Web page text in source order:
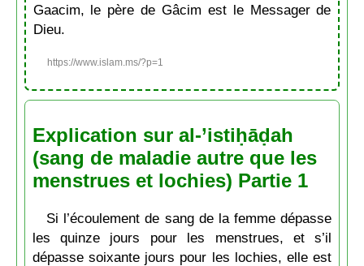
Gaacim, le père de Gâcim est le Messager de
Dieu.
https://www.islam.ms/?p=1
Explication sur al-’istiḥāḍah
(sang de maladie autre que les
menstrues et lochies) Partie 1
Si l’écoulement de sang de la femme dépasse
les quinze jours pour les menstrues, et s’il
dépasse soixante jours pour les lochies, elle est